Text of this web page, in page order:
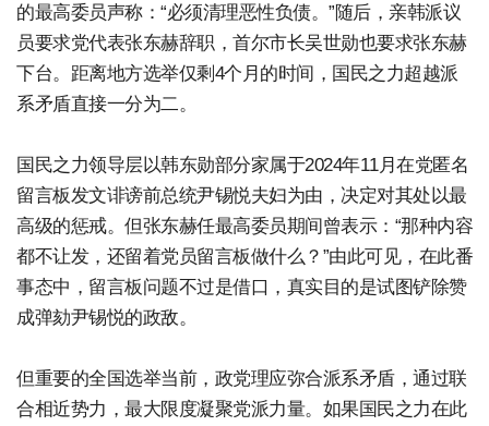
的最高委员声称：“必须清理恶性负债。”随后，亲韩派议
员要求党代表张东赫辞职，首尔市长吴世勋也要求张东赫
下台。距离地方选举仅剩4个月的时间，国民之力超越派
系矛盾直接一分为二。
国民之力领导层以韩东勋部分家属于2024年11月在党匿名
留言板发文诽谤前总统尹锡悦夫妇为由，决定对其处以最
高级的惩戒。但张东赫任最高委员期间曾表示：“那种内容
都不让发，还留着党员留言板做什么？”由此可见，在此番
事态中，留言板问题不过是借口，真实目的是试图铲除赞
成弹劾尹锡悦的政敌。
但重要的全国选举当前，政党理应弥合派系矛盾，通过联
合相近势力，最大限度凝聚党派力量。如果国民之力在此